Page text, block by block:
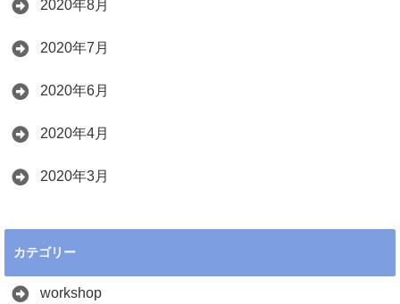
2020年8月
2020年7月
2020年6月
2020年4月
2020年3月
カテゴリー
workshop